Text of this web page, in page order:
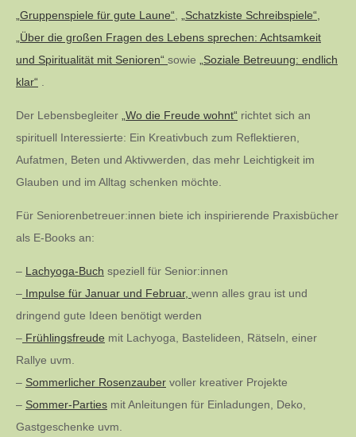
„Gruppenspiele für gute Laune“
„Schatzkiste Schreibspiele“,
„Über die großen Fragen des Lebens sprechen: Achtsamkeit
und Spiritualität mit Senioren“ sowie
„Soziale Betreuung: endlich
klar“
Der Lebensbegleiter „Wo die Freude wohnt“ richtet sich an
spirituell Interessierte: Ein Kreativbuch zum Reflektieren,
Aufatmen, Beten und Aktivwerden, das mehr Leichtigkeit im
Glauben und im Alltag schenken möchte.
Für Seniorenbetreuer:innen biete ich inspirierende Praxisbücher
als E-Books an:
– Lachyoga-Buch speziell für Senior:innen
– Impulse für Januar und Februar, wenn alles grau ist und
dringend gute Ideen benötigt werden
– Frühlingsfreude mit Lachyoga, Bastelideen, Rätseln, einer
Rallye uvm.
– Sommerlicher Rosenzauber voller kreativer Projekte
– Sommer-Parties mit Anleitungen für Einladungen, Deko,
Gastgeschenke uvm.